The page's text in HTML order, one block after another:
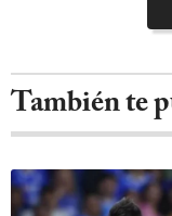
También te